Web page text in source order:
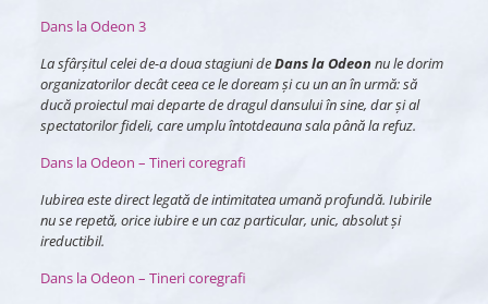
Dans la Odeon 3
La sfârșitul celei de-a doua stagiuni deDans la Odeonnu le dorim
organizatorilor decât ceea ce le doream și cu un an în urmă: să
ducă proiectul mai departe de dragul dansului în sine, dar și al
spectatorilor fideli, care umplu întotdeauna sala până la refuz.
Dans la Odeon – Tineri coregrafi
Iubirea este direct legată de intimitatea umană profundă. Iubirile
nu se repetă, orice iubire e un caz particular, unic, absolut şi
ireductibil.
Dans la Odeon – Tineri coregrafi